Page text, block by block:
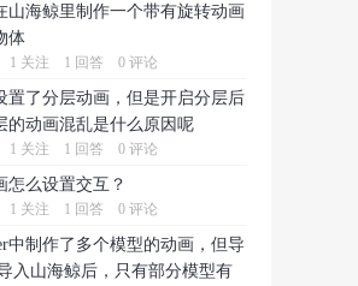
山海鲸里制作一个带有旋转动画
体
1 关注 1 回答 0 评论
置了分层动画，但是开启分层后
的动画混乱是什么原因呢
1 关注 1 回答 0 评论
怎么设置交互？
1 关注 1 回答 0 评论
中制作了多个模型的动画，但导
入山海鲸后，只有部分模型有